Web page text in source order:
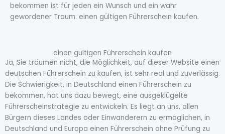
bekommen ist für jeden ein Wunsch und ein wahr
gewordener Traum. einen gültigen Führerschein kaufen.
einen gültigen Führerschein kaufen
Ja, Sie träumen nicht, die Möglichkeit, auf dieser Website einen
deutschen Führerschein zu kaufen, ist sehr real und zuverlässig.
Die Schwierigkeit, in Deutschland einen Führerschein zu
bekommen, hat uns dazu bewegt, eine ausgeklügelte
Führerscheinstrategie zu entwickeln. Es liegt an uns, allen
Bürgern dieses Landes oder Einwanderern zu ermöglichen, in
Deutschland und Europa einen Führerschein ohne Prüfung zu